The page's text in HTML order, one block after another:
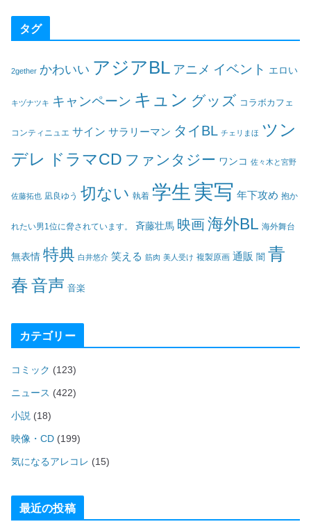
タグ
2gether かわいい アジアBL アニメ イベント エロい
キヅナツキ キャンペーン キュン グッズ コラボカフェ
コンティニュエ サイン サラリーマン タイBL チェリまほ ツン
デレ ドラマCD ファンタジー ワンコ 佐々木と宮野
佐藤拓也 凪良ゆう 切ない 執着 学生 実写 年下攻め 抱か
れたい男1位に脅されています。 斉藤壮馬 映画海外BL 海外舞台
無表情 特典 白井悠介 笑える 筋肉 美人受け 複製原画 通販 闇 青
春音声 音楽
カテゴリー
コミック (123)
ニュース (422)
小説 (18)
映像・CD (199)
気になるアレコレ (15)
最近の投稿